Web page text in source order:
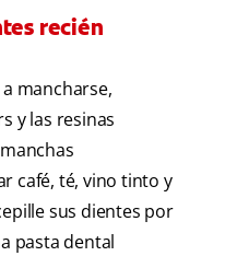
recién
mancharse,
y las resinas
café, té, vino tinto y
sus dientes por
pasta dental